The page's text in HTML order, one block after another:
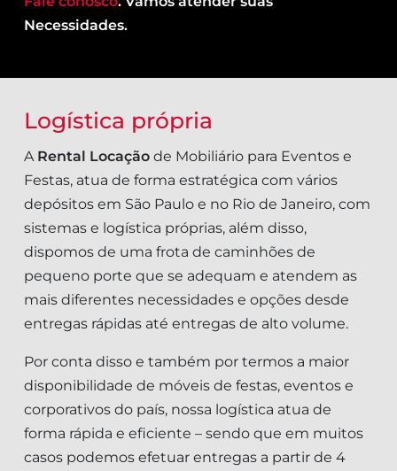
Necessidades.
Logística própria
A Rental Locação de Mobiliário para Eventos e
Festas, atua de forma estratégica com vários
depósitos em São Paulo e no Rio de Janeiro, com
sistemas e logística próprias, além disso,
dispomos de uma frota de caminhões de
pequeno porte que se adequam e atendem as
mais diferentes necessidades e opções desde
entregas rápidas até entregas de alto volume.
Por conta disso e também por termos a maior
disponibilidade de móveis de festas, eventos e
corporativos do país, nossa logística atua de
forma rápida e eficiente – sendo que em muitos
casos podemos efetuar entregas a partir de 4